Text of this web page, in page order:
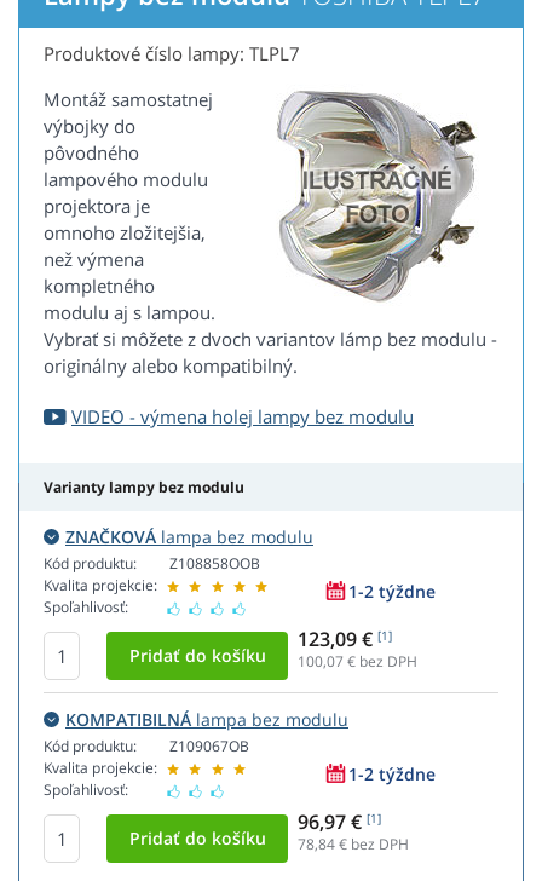
Produktové číslo lampy: TLPL7
Montáž samostatnej
výbojky do
pôvodného
lampového modulu
projektora je
omnoho zložitejšia,
než výmena
kompletného
modulu aj s lampou.
Vybrať si môžete z dvoch variantov lámp bez modulu -
originálny alebo kompatibilný.
VIDEO - výmena holej lampy bez modulu
Varianty lampy bez modulu
ZNAČKOVÁ lampa bez modulu
Kód produktu:
Kvalita projekcie:
Spoľahlivosť:
Z108858OOB
1-2 týždne
123,09 € [1]
100,07 € bez DPH
KOMPATIBILNÁ lampa bez modulu
Kód produktu:
Kvalita projekcie:
Spoľahlivosť:
Z109067OB
1-2 týždne
96,97 € [1]
78,84€ bez DPH